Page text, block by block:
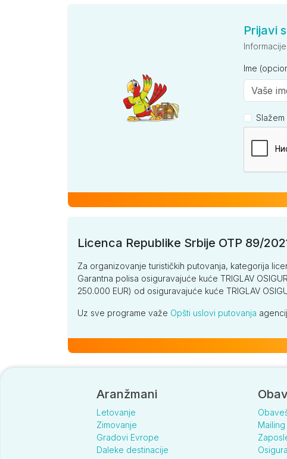
Prijavi
Ime
Licenca Republike Srbije OTP 89/
Za organizovanje turističkih putovanja, kategorija
Garantna polisa osiguravajuće kuće TRIGLAV
250.000 EUR) od osiguravajuće kuće TRIGLAV
Uz sve programe važe Opšti uslovi putovanja
Aranžmani
Letovanje
Zimovanje
Gradovi Evrope
Daleke destinacije
Mailing